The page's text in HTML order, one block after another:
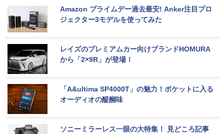
Amazon プライムデー過去最安! Anker注目プロ
ジェクター3モデルを使ってみた
レイズのプレミアムカー向けブランドHOMURA
から「2×9R」が登場！
「A&ultima SP4000T」の魅力！ポケットに入る
オーディオの醍醐味
ソニーミラーレス一眼の大特集！ 見どころ記事